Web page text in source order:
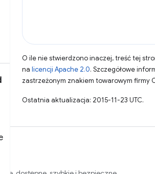
O ile nie stwierdzono inaczej, treść tej
na licencji Apache 2.0. Szczegółowe
zastrzeżonym znakiem towarowym firmy
Ostatnia aktualizacja: 2015-11-23 UTC.